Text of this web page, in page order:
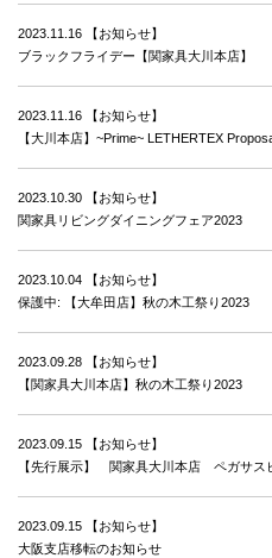
2023.11.16
【お知らせ】
ブラックフライデー【関家具大川本店】
2023.11.16
【お知らせ】
【大川本店】~Prime~ LETHERTEX
2023.10.30
【お知らせ】
関家具リビングダイニングフェア2023
2023.10.04
【お知らせ】
保護中: 【大牟田店】秋の木工祭り2023
2023.09.28
【お知らせ】
【関家具大川本店】秋の木工祭り2023
2023.09.15
【お知らせ】
【先行展示】 関家具大川本店 ペガサ
2023.09.15
【お知らせ】
大阪支店移転のお知らせ